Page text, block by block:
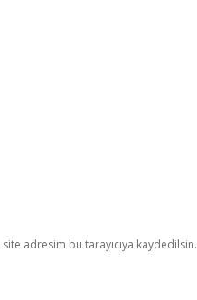
adresim bu tarayıcıya kaydedilsin.